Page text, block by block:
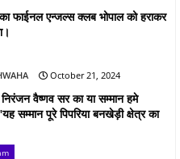
का फाईनल एन्जल्स क्लब भोपाल को हराकर
October 21, 2024
निरंजन वैष्णव सर का या सम्मान हमे
सम्मान पूरे पिपरिया बनखेड़ी क्षेत्र का